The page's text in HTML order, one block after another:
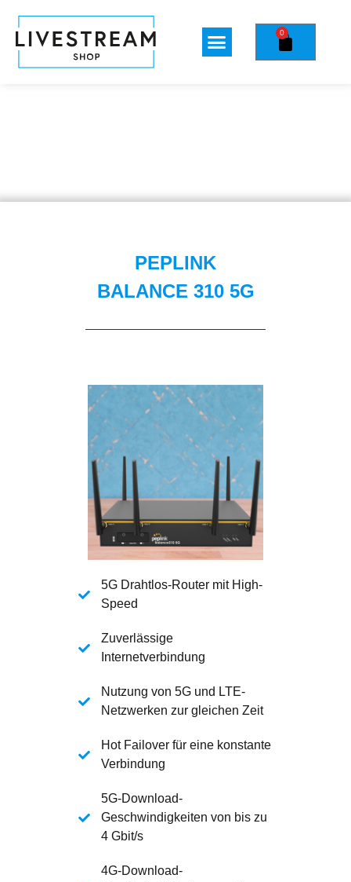
0
PEPLINK
BALANCE 310 5G
5G Drahtlos-Router mit High-
Speed
Zuverlässige
Internetverbindung
Nutzung von 5G und LTE-
Netzwerken zur gleichen Zeit
Hot Failover für eine konstante
Verbindung
5G-Download-
Geschwindigkeiten von bis zu
4 Gbit/s
4G-Download-